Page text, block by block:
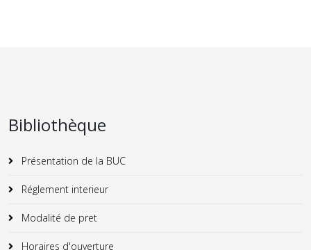
Bibliothèque
Présentation de la BUC
Réglement interieur
Modalité de pret
Horaires d'ouverture